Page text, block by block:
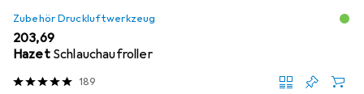
Zubehör Druckluftwerkzeug
EUR
203,69
Hazet Schlauchaufroller
189